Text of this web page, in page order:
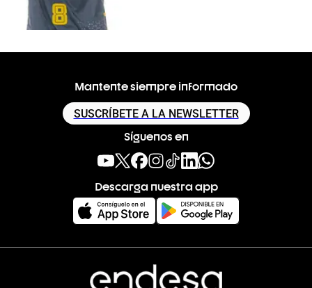
Mantente siempre informado
SUSCRÍBETE A LA NEWSLETTER
Síguenos en
Descarga nuestra app